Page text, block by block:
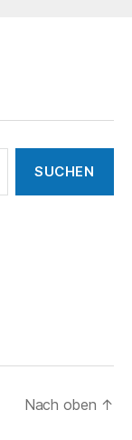
Nach oben ↑